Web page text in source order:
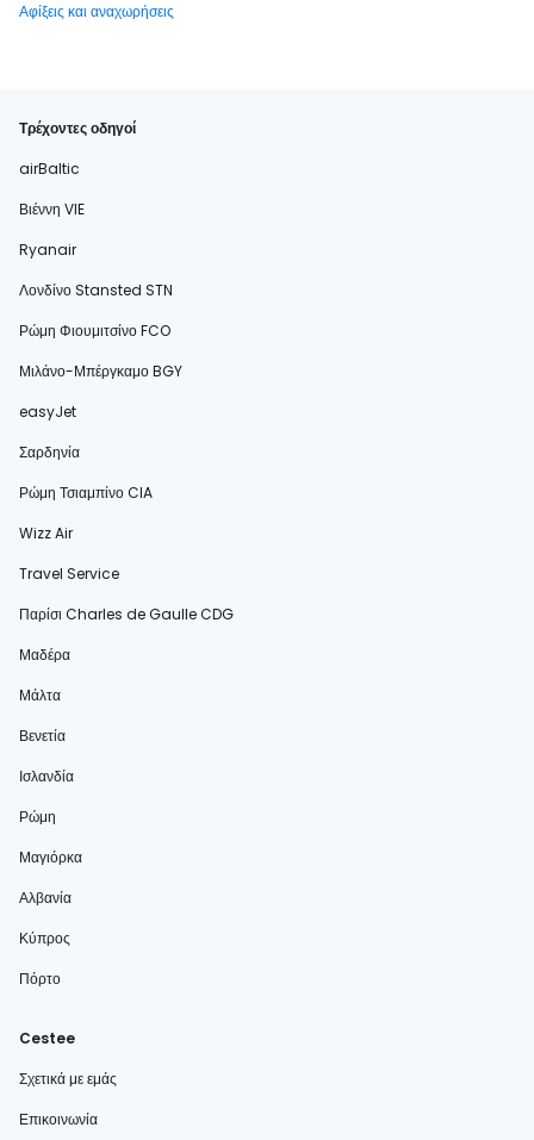
Αφίξεις και αναχωρήσεις
Τρέχοντες οδηγοί
airBaltic
Βιέννη VIE
Ryanair
Λονδίνο Stansted STN
Ρώμη Φιουμιτσίνο FCO
Μιλάνο-Μπέργκαμο BGY
easyJet
Σαρδηνία
Ρώμη Τσιαμπίνο CIA
Wizz Air
Travel Service
Παρίσι Charles de Gaulle CDG
Μαδέρα
Μάλτα
Βενετία
Ισλανδία
Ρώμη
Μαγιόρκα
Αλβανία
Κύπρος
Πόρτο
Cestee
Σχετικά με εμάς
Επικοινωνία